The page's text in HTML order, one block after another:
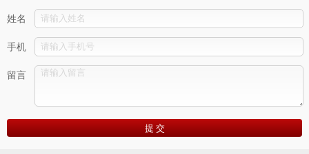
姓名
手机
留言